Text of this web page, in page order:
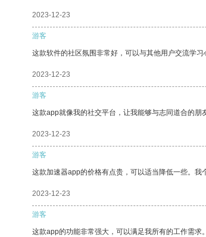
2023-12-23
游客
这款软件的社区氛围非常好，可以与其他用户交流学习
2023-12-23
游客
这款app就像我的社交平台，让我能够与志同道合的朋
2023-12-23
游客
这款加速器app的价格有点贵，可以适当降低一些。我
2023-12-23
游客
这款app的功能非常强大，可以满足我所有的工作需求